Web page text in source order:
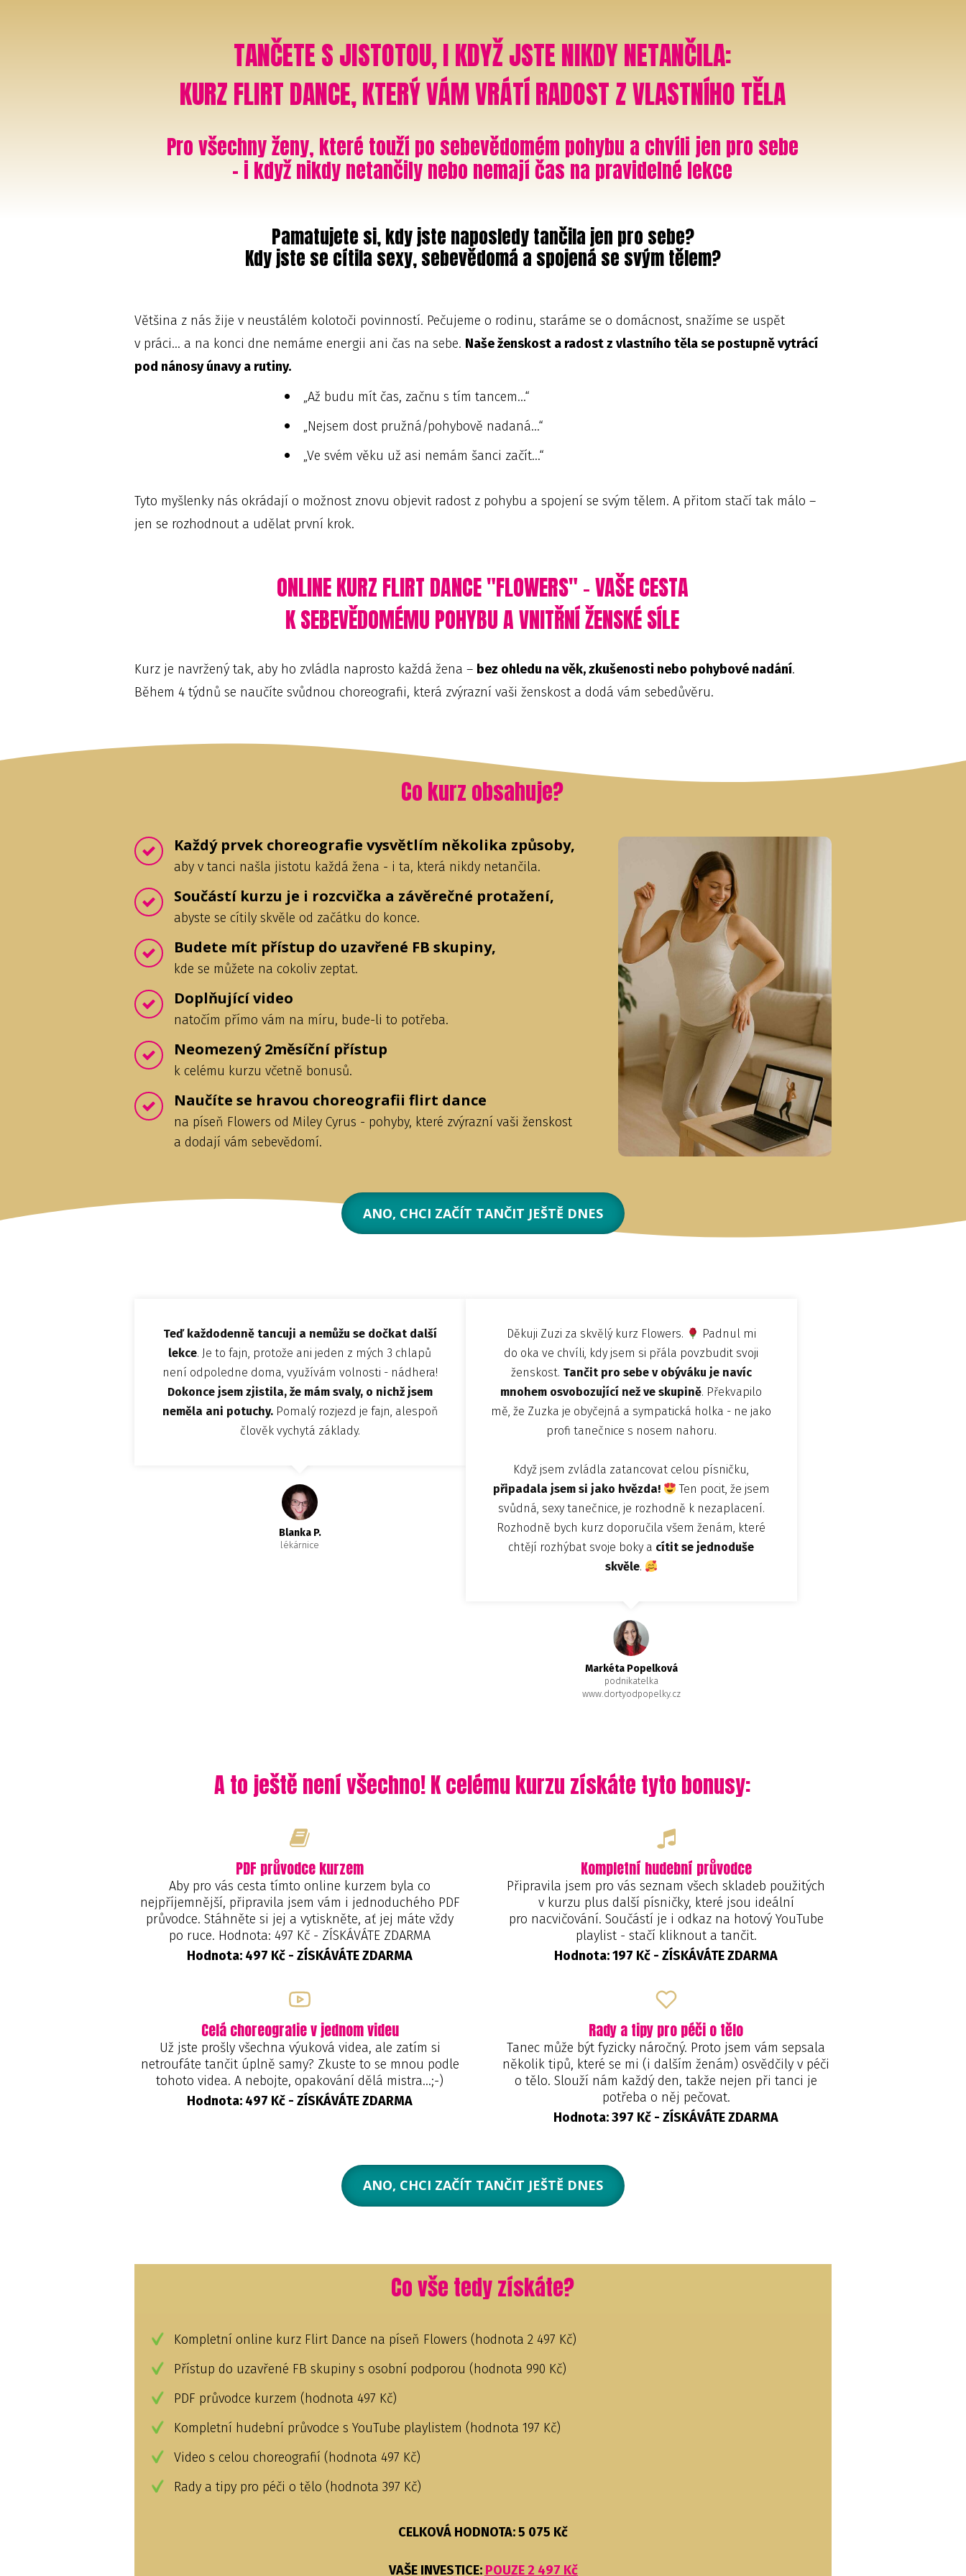
TANČETE S JISTOTOU, I KDYŽ JSTE NIKDY NETANČILA:
KURZ FLIRT DANCE, KTERÝ VÁM VRÁTÍ RADOST Z VLASTNÍHO TĚLA
Pro všechny ženy, které touží po sebevědomém pohybu a chvíli jen pro sebe
– i když nikdy netančily nebo nemají čas na pravidelné lekce
Pamatujete si, kdy jste naposledy tančila jen pro sebe?
Kdy jste se cítila sexy, sebevědomá a spojená se svým tělem?
Většina z nás žije v neustálém kolotoči povinností. Pečujeme o rodinu, staráme se o domácnost, snažíme se uspět
v práci... a na konci dne nemáme energii ani čas na sebe. Naše ženskost a radost z vlastního těla se postupně vytrácí
pod nánosy únavy a rutiny.
„Až budu mít čas, začnu s tím tancem...“
„Nejsem dost pružná/pohybově nadaná...“
„Ve svém věku už asi nemám šanci začít...“
Tyto myšlenky nás okrádají o možnost znovu objevit radost z pohybu a spojení se svým tělem. A přitom stačí tak málo –
jen se rozhodnout a udělat první krok.
ONLINE KURZ FLIRT DANCE "FLOWERS" – VAŠE CESTA
K SEBEVĚDOMÉMU POHYBU A VNITŘNÍ ŽENSKÉ SÍLE
Kurz je navržený tak, aby ho zvládla naprosto každá žena – bez ohledu na věk, zkušenosti nebo pohybové nadání.
Během 4 týdnů se naučíte svůdnou choreografii, která zvýrazní vaši ženskost a dodá vám sebedůvěru.
Co kurz obsahuje?
Každý prvek choreografie vysvětlím několika způsoby,
aby v tanci našla jistotu každá žena - i ta, která nikdy netančila.
Součástí kurzu je i rozcvička a závěrečné protažení,
abyste se cítily skvěle od začátku do konce.
Budete mít přístup do uzavřené FB skupiny,
kde se můžete na cokoliv zeptat.
Doplňující video
natočím přímo vám na míru, bude-li to potřeba.
Neomezený 2měsíční přístup
k celému kurzu včetně bonusů.
Naučíte se hravou choreografii flirt dance
na píseň Flowers od Miley Cyrus - pohyby, které zvýrazní vaši ženskost
a dodají vám sebevědomí.
ANO, CHCI ZAČÍT TANČIT JEŠTĚ DNES
Teď každodenně tancuji a nemůžu se dočkat další
lekce. Je to fajn, protože ani jeden z mých 3 chlapů
není odpoledne doma, využívám volnosti - nádhera!
Dokonce jsem zjistila, že mám svaly, o nichž jsem
neměla ani potuchy.Pomalý rozjezd je fajn, alespoň
člověk vychytá základy.
Blanka P.
lékárnice
Děkuji Zuzi za skvělý kurz Flowers.
Padnul mi
do oka ve chvíli, kdy jsem si přála povzbudit svoji
ženskost. Tančit pro sebe v obýváku je navíc
mnohem osvobozující než ve skupině. Překvapilo
mě, že Zuzka je obyčejná a sympatická holka - ne jako
profi tanečnice s nosem nahoru.
Když jsem zvládla zatancovat celou písničku,
připadala jsem si jako hvězda!
Ten pocit, že jsem
svůdná, sexy tanečnice, je rozhodně k nezaplacení.
Rozhodně bych kurz doporučila všem ženám, které
chtějí rozhýbat svoje boky a cítit se jednoduše
skvěle.
Markéta Popelková
podnikatelka
www.dortyodpopelky.cz
A to ještě není všechno! K celému kurzu získáte tyto bonusy:
PDF průvodce kurzem
Aby pro vás cesta tímto online kurzem byla co
nejpříjemnější, připravila jsem vám i jednoduchého PDF
průvodce. Stáhněte si jej a vytiskněte, ať jej máte vždy
po ruce. Hodnota: 497 Kč - ZÍSKÁVÁTE ZDARMA
Hodnota: 497 Kč - ZÍSKÁVÁTE ZDARMA
Celá choreografie v jednom videu
Už jste prošly všechna výuková videa, ale zatím si
netroufáte tančit úplně samy? Zkuste to se mnou podle
tohoto videa. A nebojte, opakování dělá mistra...;-)
Hodnota: 497 Kč - ZÍSKÁVÁTE ZDARMA
Kompletní hudební průvodce
Připravila jsem pro vás seznam všech skladeb použitých
v kurzu plus další písničky, které jsou ideální
pro nacvičování. Součástí je i odkaz na hotový YouTube
playlist - stačí kliknout a tančit.
Hodnota: 197 Kč - ZÍSKÁVÁTE ZDARMA
Rady a tipy pro péči o tělo
Tanec může být fyzicky náročný. Proto jsem vám sepsala
několik tipů, které se mi (i dalším ženám) osvědčily v péči
o tělo. Slouží nám každý den, takže nejen při tanci je
potřeba o něj pečovat.
Hodnota: 397 Kč - ZÍSKÁVÁTE ZDARMA
ANO, CHCI ZAČÍT TANČIT JEŠTĚ DNES
Co vše tedy získáte?
Kompletní online kurz Flirt Dance na píseň Flowers (hodnota 2 497 Kč)
Přístup do uzavřené FB skupiny s osobní podporou (hodnota 990 Kč)
PDF průvodce kurzem (hodnota 497 Kč)
Kompletní hudební průvodce s YouTube playlistem (hodnota 197 Kč)
Video s celou choreografií (hodnota 497 Kč)
Rady a tipy pro péči o tělo (hodnota 397 Kč)
CELKOVÁ HODNOTA: 5 075 Kč
VAŠE INVESTICE: POUZE 2 497 Kč